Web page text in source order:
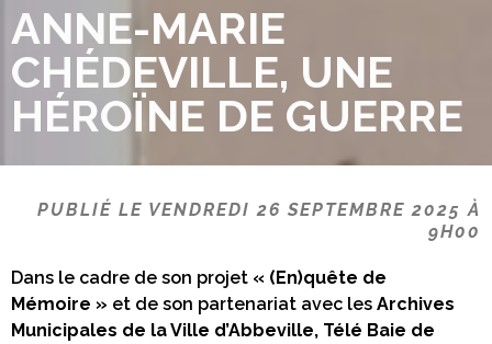
ANNE-MARIE
CHÉDEVILLE, UNE
HÉROÏNE DE GUERRE
PUBLIÉ LE VENDREDI 26 SEPTEMBRE 2025 À
9H00
Dans le cadre de son projet « (En)quête de
Mémoire » et de son partenariat avec les Archives
Municipales de la Ville d’Abbeville, Télé Baie de